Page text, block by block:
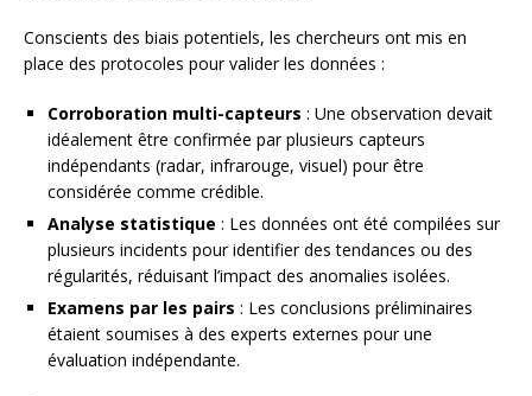
Conscients des biais potentiels, les chercheurs ont mis en
place des protocoles pour valider les données :
Corroboration multi-capteurs : Une observation devait
idéalement être confirmée par plusieurs capteurs
indépendants (radar, infrarouge, visuel) pour être
considérée comme crédible.
Analyse statistique : Les données ont été compilées sur
plusieurs incidents pour identifier des tendances ou des
régularités, réduisant l’impact des anomalies isolées.
Examens par les pairs : Les conclusions préliminaires
étaient soumises à des experts externes pour une
évaluation indépendante.